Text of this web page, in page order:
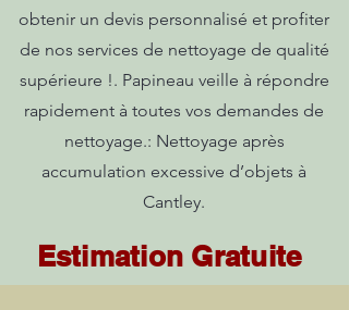
obtenir un devis personnalisé et profiter
de nos services de nettoyage de qualité
supérieure !. Papineau veille à répondre
rapidement à toutes vos demandes de
nettoyage.: Nettoyage après
accumulation excessive d’objets à
Cantley.
Estimation Gratuite